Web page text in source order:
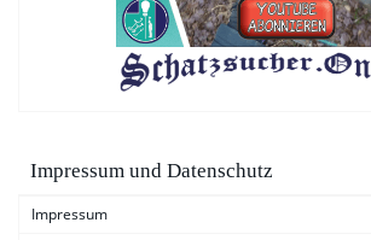
Impressum und Datenschutz
Impressum